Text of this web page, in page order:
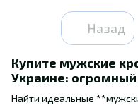
Назад
Купите мужские
Украине:
Найти идеальные